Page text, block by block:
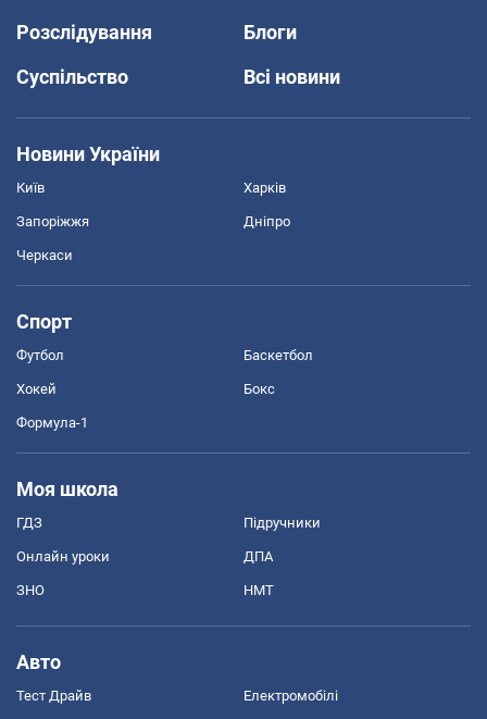
Розслідування
Блоги
Суспільство
Всі новини
Новини України
Київ Харків
Запоріжжя Дніпро
Черкаси
Спорт
Футбол Баскетбол
Хокей Бокс
Формула-1
Моя школа
ГДЗ Підручники
Онлайн уроки ДПА
ЗНО НМТ
Авто
Тест Драйв Електромобілі